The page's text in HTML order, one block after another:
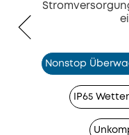
Nonstop
IP65